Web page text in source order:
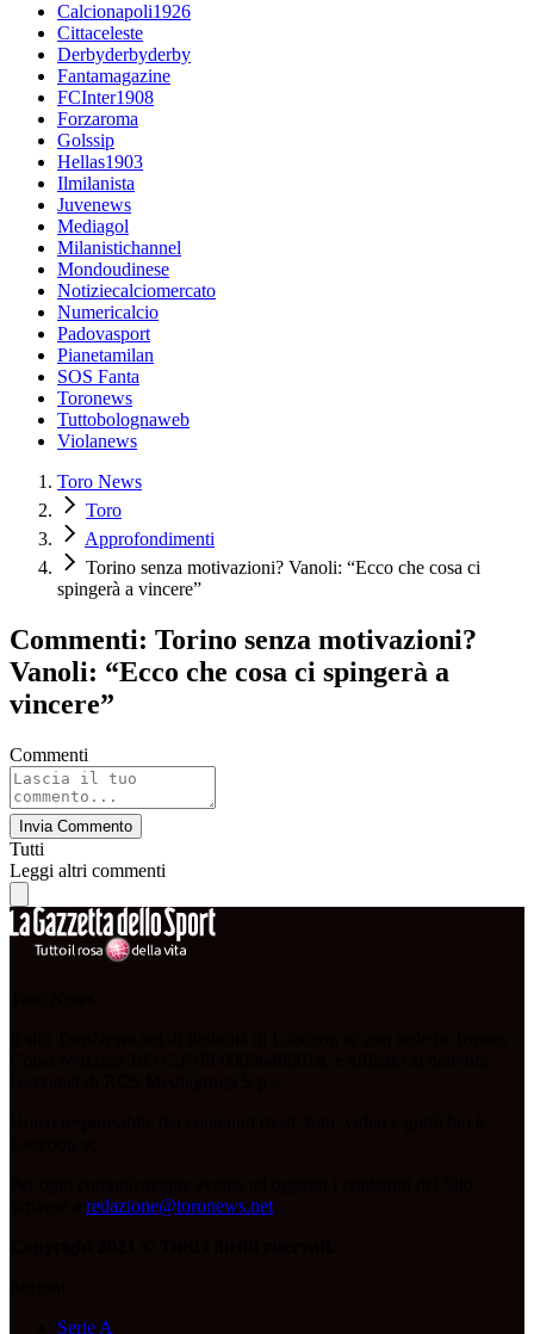
Calcionapoli1926
Cittaceleste
Derbyderbyderby
Fantamagazine
FCInter1908
Forzaroma
Golssip
Hellas1903
Ilmilanista
Juvenews
Mediagol
Milanistichannel
Mondoudinese
Notiziecalciomercato
Numericalcio
Padovasport
Pianetamilan
SOS Fanta
Toronews
Tuttobolognaweb
Violanews
Toro News
Toro
Approfondimenti
Torino senza motivazioni? Vanoli: “Ecco che cosa ci
spingerà a vincere”
Commenti: Torino senza motivazioni?
Vanoli: “Ecco che cosa ci spingerà a
vincere”
Commenti
Invia Commento
Tutti
Leggi altri commenti
redazione@toronews.net
Serie A